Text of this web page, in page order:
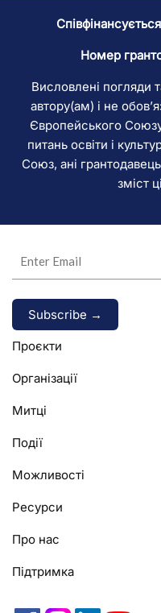
Номер
Висловлені погляди
автору(ам) і не
Європейського
питань освіти і
Союз, ані
зміст
Alternative:
Проєкти
Організації
Митці
Події
Можливості
Ресурси
Про нас
Підтримка